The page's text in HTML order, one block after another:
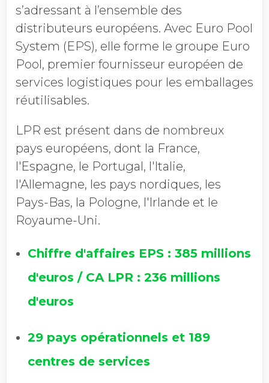
s’adressant à l’ensemble des
distributeurs européens. Avec Euro Pool
System (EPS), elle forme le groupe Euro
Pool, premier fournisseur européen de
services logistiques pour les emballages
réutilisables.
LPR est présent dans de nombreux
pays européens, dont la France,
l'Espagne, le Portugal, l'Italie,
l'Allemagne, les pays nordiques, les
Pays-Bas, la Pologne, l'Irlande et le
Royaume-Uni.
Chiffre d'affaires EPS : 385 millions
d'euros / CA LPR : 236 millions
d'euros
29 pays opérationnels et 189
centres de services